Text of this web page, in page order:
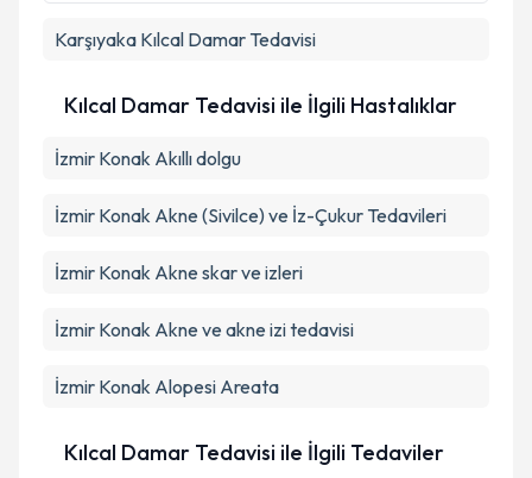
Karşıyaka Kılcal Damar Tedavisi
Kılcal Damar Tedavisi ile İlgili Hastalıklar
İzmir Konak Akıllı dolgu
İzmir Konak Akne (Sivilce) ve İz-Çukur Tedavileri
İzmir Konak Akne skar ve izleri
İzmir Konak Akne ve akne izi tedavisi
İzmir Konak Alopesi Areata
Kılcal Damar Tedavisi ile İlgili Tedaviler